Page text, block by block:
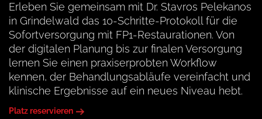
Erleben Sie gemeinsam mit Dr. Stavros Pelekanos
in Grindelwald das 10-Schritte-Protokoll für die
Sofortversorgung mit FP1-Restaurationen. Von
der digitalen Planung bis zur finalen Versorgung
lernen Sie einen praxiserprobten Workflow
kennen, der Behandlungsabläufe vereinfacht und
klinische Ergebnisse auf ein neues Niveau hebt.
Platz reservieren